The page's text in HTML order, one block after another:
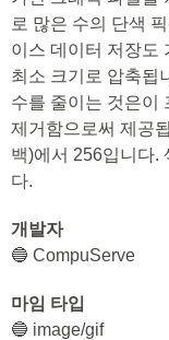
로 많은 수의 단색
이스 데이터 저장도
최소 크기로 압축됩
수를 줄이는 것은이
제거함으로써 제공
백)에서 256입니다.
다.
개발자
🔵 CompuServe
마임 타입
🔵 image/gif